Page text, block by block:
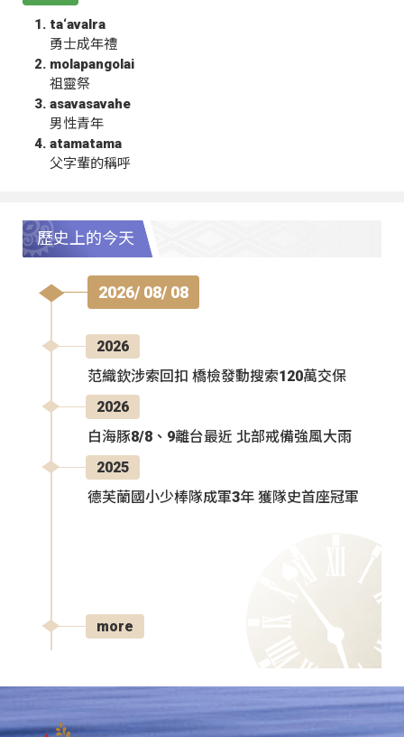
ta‘avalra
勇士成年禮
molapangolai
祖靈祭
asavasavahe
男性青年
atamatama
父字輩的稱呼
歷史上的今天
2026/ 08/ 08
2026
范織欽涉索回扣 橋檢發動搜索120萬交保
2026
白海豚8/8、9離台最近 北部戒備強風大雨
2025
德芙蘭國小少棒隊成軍3年 獲隊史首座冠軍
more